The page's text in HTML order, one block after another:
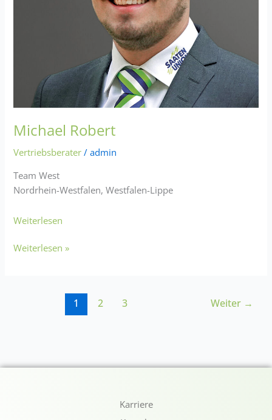
Michael Robert
Vertriebsberater /admin
Team West
Nordrhein-Westfalen, Westfalen-Lippe
Weiterlesen
Weiterlesen »
1 2 3 Weiter →
Karriere